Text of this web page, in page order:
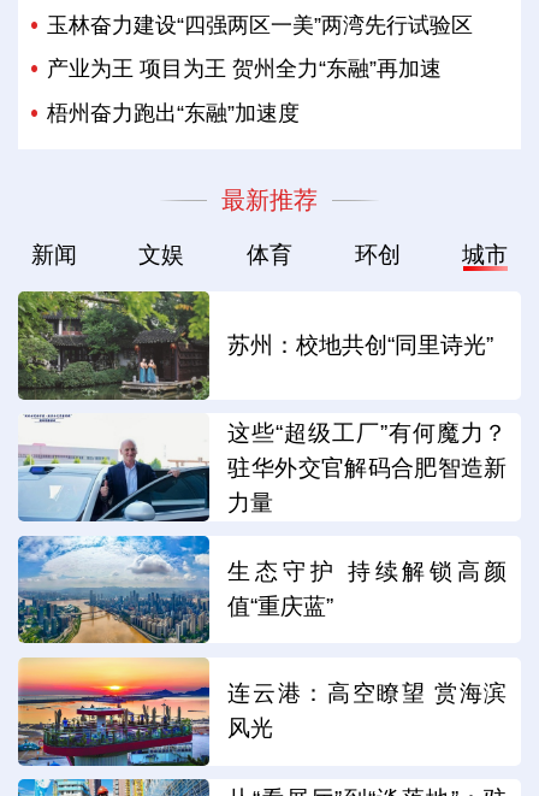
玉林奋力建设“四强两区一美”两湾先行试验区
产业为王 项目为王 贺州全力“东融”再加速
梧州奋力跑出“东融”加速度
最新推荐
新闻 文娱 体育 环创 城市
苏州：校地共创“同里诗光”
这些“超级工厂”有何魔力？
驻华外交官解码合肥智造新
力量
生态守护 持续解锁高颜
值“重庆蓝”
连云港：高空瞭望 赏海滨
风光